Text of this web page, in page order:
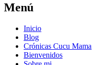
Menú
Skip
content
Inicio
Blog
Crónicas Cucu Mama
Bienvenidos